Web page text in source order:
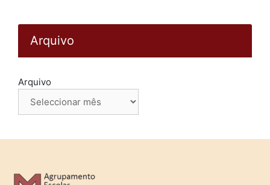
Arquivo
Arquivo